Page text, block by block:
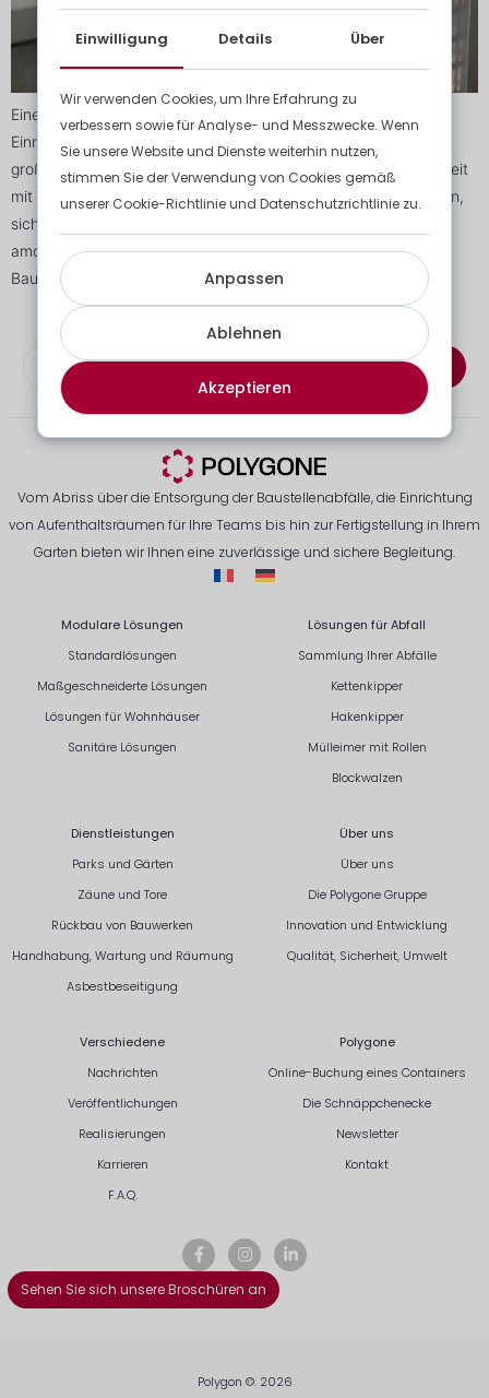
Eine der Innovationen, die Polygone derzeit testet, ist die
Einrichtung eines Baukonsolidierungszentrums (CCC) bei zwei
großen Projekten des Bauunternehmens CLE in Zusammenarbeit
mit dem LIST. Diese Plattform ermöglicht es dem Unternehmen,
sich zu diversifizieren und die vorhandenen Ressourcen zu
amortisieren. Aber auch im weiteren Sinne werden die
Bauarbeiter von logistischen Aufgaben befreit. […]
Abonnieren Sie den Newsletter
Vom Abriss über die Entsorgung der Baustellenabfälle, die Einrichtung
von Aufenthaltsräumen für Ihre Teams bis hin zur Fertigstellung in Ihrem
Garten bieten wir Ihnen eine zuverlässige und sichere Begleitung.
Modulare Lösungen
Standardlösungen
Maßgeschneiderte Lösungen
Lösungen für Wohnhäuser
Sanitäre Lösungen
Lösungen für Abfall
Sammlung Ihrer Abfälle
Kettenkipper
Hakenkipper
Mülleimer mit Rollen
Blockwalzen
Dienstleistungen
Parks und Gärten
Zäune und Tore
Rückbau von Bauwerken
Handhabung, Wartung und Räumung
Asbestbeseitigung
Über uns
Über uns
Die Polygone Gruppe
Innovation und Entwicklung
Qualität, Sicherheit, Umwelt
Verschiedene
Nachrichten
Veröffentlichungen
Realisierungen
Karrieren
F.A.Q.
Polygone
Online-Buchung eines Containers
Die Schnäppchenecke
Newsletter
Kontakt
Sehen Sie sich unsere Broschüren an
Polygon ©. 2026
Einwilligung Details Über
Wir verwenden Cookies, um Ihre Erfahrung zu
verbessern sowie für Analyse- und Messzwecke. Wenn
Sie unsere Website und Dienste weiterhin nutzen,
stimmen Sie der Verwendung von Cookies gemäß
unserer Cookie-Richtlinie und Datenschutzrichtlinie zu.
Akzeptieren
Ablehnen
Anpassen